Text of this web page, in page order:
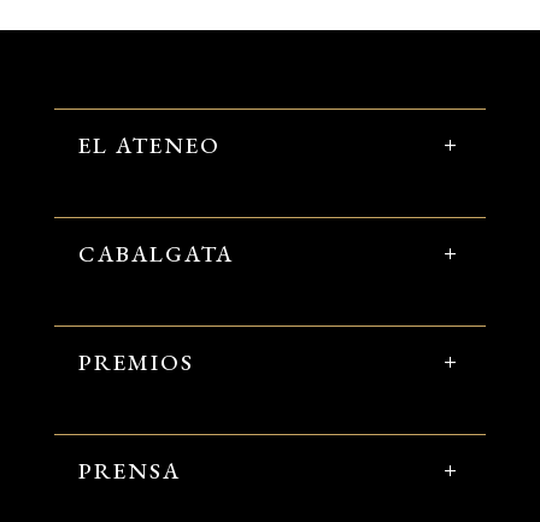
EL ATENEO
CABALGATA
PREMIOS
PRENSA